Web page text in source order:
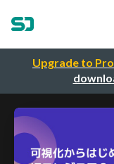
Upgrade to Pro